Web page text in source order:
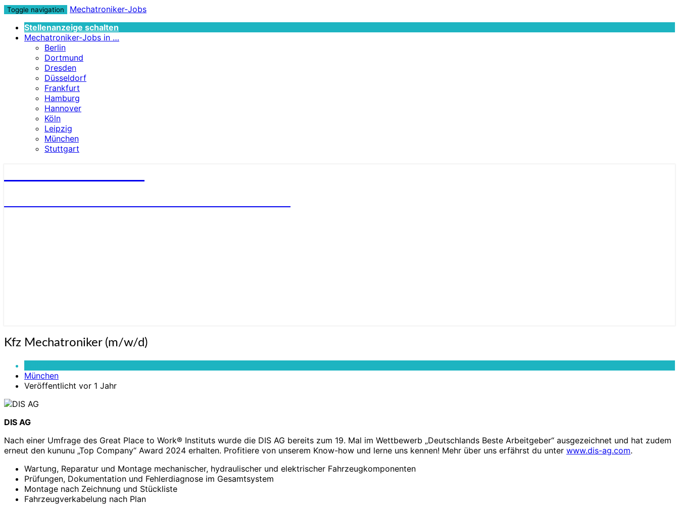
Toggle navigation
Mechatroniker-Jobs
Stellenanzeige schalten
Mechatroniker-Jobs in …
Berlin
Dortmund
Dresden
Düsseldorf
Frankfurt
Hamburg
Hannover
Köln
Leipzig
München
Stuttgart
Kfz
(m/w/d)
Kfz Mechatroniker (m/w/d)
München
Veröffentlicht vor 1 Jahr
DIS AG
Nach einer Umfrage des Great Place to Work® Instituts wurde die DIS AG bereits zum 19. Mal im Wettbewerb „Deutschlands Beste Arbeitgeber“ ausgezeichnet und hat zudem
erneut den kununu „Top Company“ Award 2024 erhalten. Profitiere von unserem Know-how und lerne uns kennen! Mehr über uns erfährst du unter www.dis-ag.com.
Wartung, Reparatur und Montage mechanischer, hydraulischer und elektrischer Fahrzeugkomponenten
Prüfungen, Dokumentation und Fehlerdiagnose im Gesamtsystem
Montage nach Zeichnung und Stückliste
Fahrzeugverkabelung nach Plan